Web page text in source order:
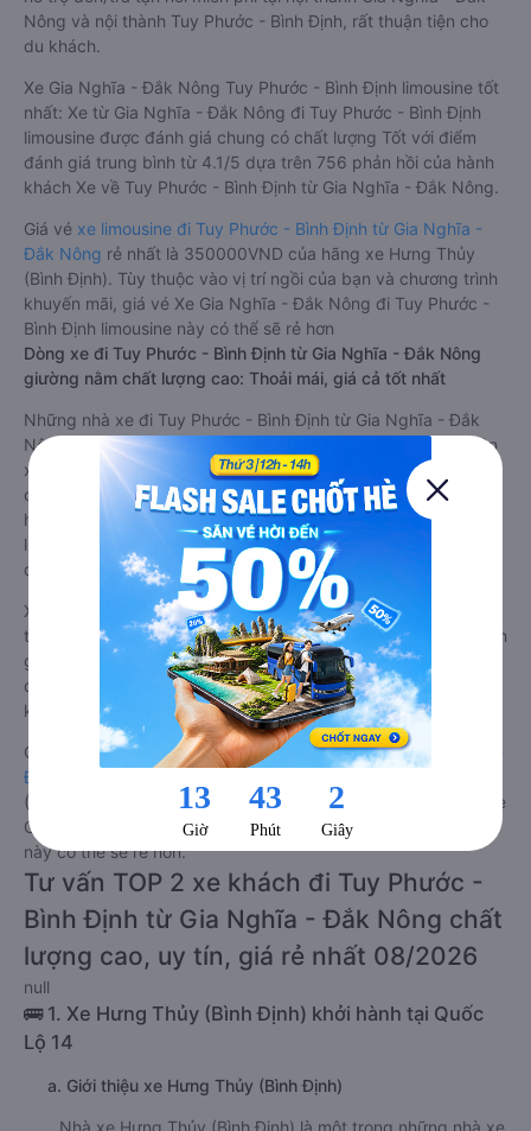
Nông và nội thành Tuy Phước - Bình Định, rất thuận tiện cho
du khách.
Xe Gia Nghĩa - Đắk Nông Tuy Phước - Bình Định limousine tốt
nhất: Xe từ Gia Nghĩa - Đắk Nông đi Tuy Phước - Bình Định
limousine được đánh giá chung có chất lượng Tốt với điểm
đánh giá trung bình từ 4.1/5 dựa trên 756 phản hồi của hành
khách Xe về Tuy Phước - Bình Định từ Gia Nghĩa - Đắk Nông.
Giá vé xe limousine đi Tuy Phước - Bình Định từ Gia Nghĩa -
Đắk Nông rẻ nhất là 350000VND của hãng xe Hưng Thủy
(Bình Định). Tùy thuộc vào vị trí ngồi của bạn và chương trình
khuyến mãi, giá vé Xe Gia Nghĩa - Đắk Nông đi Tuy Phước -
Bình Định limousine này có thể sẽ rẻ hơn
Dòng xe đi Tuy Phước - Bình Định từ Gia Nghĩa - Đắk Nông
giường nằm chất lượng cao: Thoải mái, giá cả tốt nhất
Những nhà xe đi Tuy Phước - Bình Định từ Gia Nghĩa - Đắk
Nông đều sở hữu những xe giường nằm chất lượng cao. Trên
xe được trang bị đầy đủ các trang thiết bị hiện đại phục vụ
cho nhu cầu di chuyển của hành khách. Bên cạnh đó, các
hãng xe khách Gia Nghĩa - Đắk Nông Tuy Phước - Bình Định
luôn chú trọng đến chất lượng dịch vụ, không ngừng cải thiện
để mang đến trải nghiệm hoàn hảo cho hành khách.
Xe Gia Nghĩa - Đắk Nông Tuy Phước - Bình Định giường nằm
tốt nhất: Xe từ Gia Nghĩa - Đắk Nông đi Tuy Phước - Bình Định
giường nằm được đánh giá chung chất lượng Tốt với điểm
đánh giá trung bình từ 4.1/5 dựa trên 756 phản hồi của hành
khách Xe về Tuy Phước - Bình Định từ Gia Nghĩa - Đắk Nông.
Giá vé
xe giường nằm đi Tuy Phước - Bình Định từ Gia Nghĩa -
Đắk Nông
(Bình Định). Tùy thuộc vào chương trình khuyến mãi, giá vé Xe
Gia Nghĩa - Đắk Nông đi Tuy Phước - Bình Định giường nằm
này có thể sẽ rẻ hơn.
Tư vấn TOP 2 xe khách đi Tuy Phước -
Bình Định từ Gia Nghĩa - Đắk Nông chất
lượng cao, uy tín, giá rẻ nhất 08/2026
null
🚌 1. Xe Hưng Thủy (Bình Định) khởi hành tại Quốc
Lộ 14
a. Giới thiệu xe Hưng Thủy (Bình Định)
Nhà xe Hưng Thủy (Bình Định) là một trong những nhà xe